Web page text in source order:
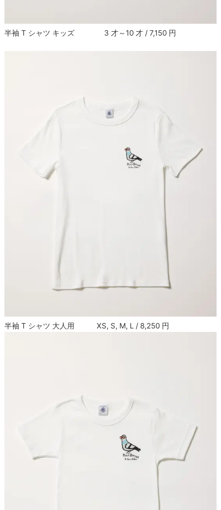
半袖 T シャツ キッズ 3 才～10 才 / 7,150 円
半袖 T シャツ 大人用 XS, S, M, L / 8,250 円